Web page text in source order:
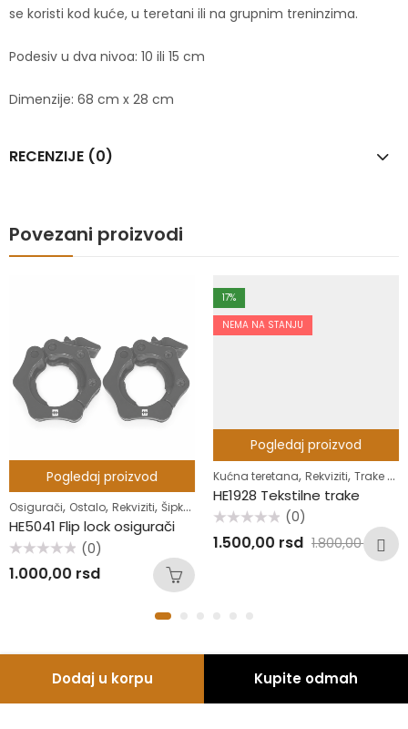
Dodaj u korpu Kupite odmah
se koristi kod kuće, u teretani ili na grupnim treninzima.
Podesiv u dva nivoa: 10 ili 15 cm
Dimenzije: 68 cm x 28 cm
RECENZIJE (0)
Povezani proizvodi
Rekviziti
Pogledaj proizvod
Osigurači, Ostalo, Rekviziti, Šipke ,
HE5041 Flip lock osigurači
sa
(0)
1.000,00 rsd
17%
NEMA NA STANJU
Pogledaj proizvod
Kućna teretana, Rekviziti, Trake za vežbanje
HE1928 Tekstilne trake
sa
(0)
1.500,00 rsd 1.800,00 rsd
© 2026 Samson fitness |seam.rs